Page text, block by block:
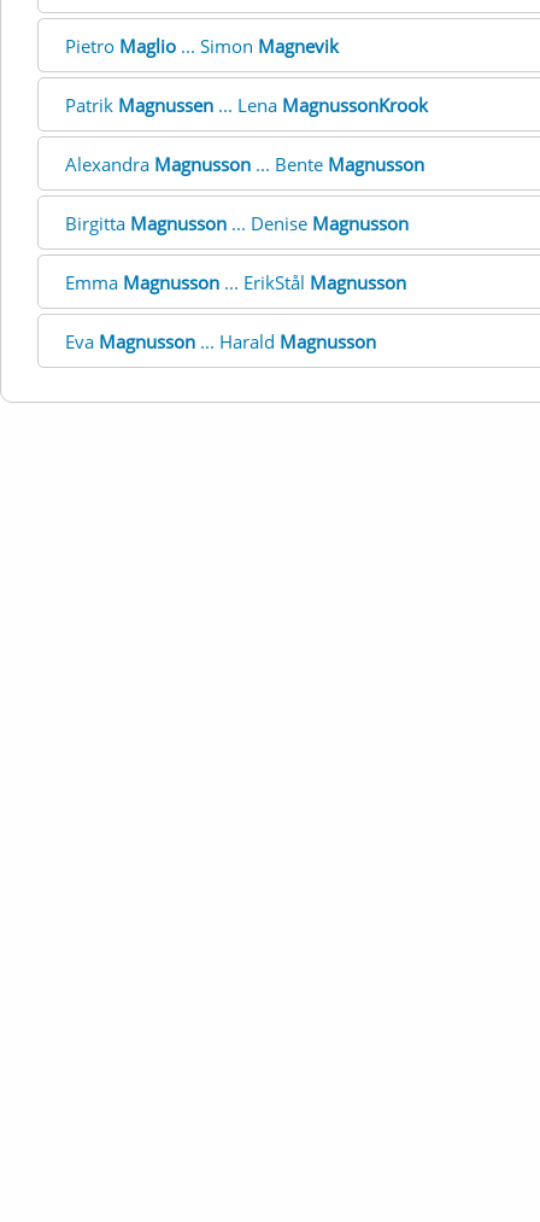
Pietro Maglio ... Simon Magnevik
Patrik Magnussen ... Lena MagnussonKrook
Alexandra Magnusson ... Bente Magnusson
Birgitta Magnusson ... Denise Magnusson
Emma Magnusson ... ErikStål Magnusson
Eva Magnusson ... Harald Magnusson